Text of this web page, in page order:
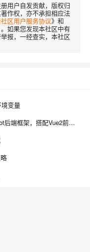
用户自发贡献，版权归
作权，亦不承担相应法
区用户服务协议》和
如果您发现本社区中有
报，一经查实，本社区
变量
前端技术，支持SaaS云部署